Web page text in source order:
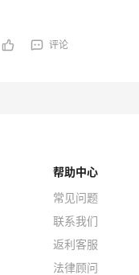
评论
帮助中心
常见问题
联系我们
返利客服
法律顾问